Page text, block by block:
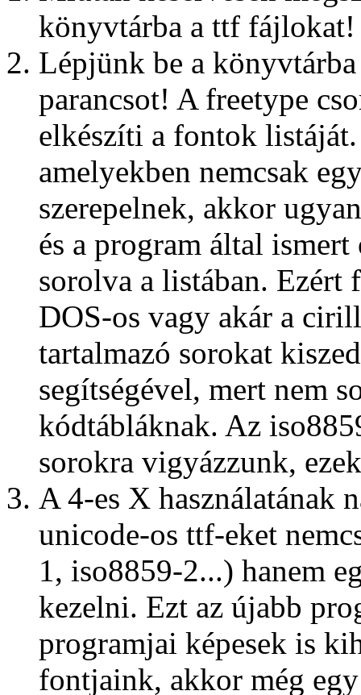
könyvtárba a ttf
Lépjünk be a
parancsot! A freetype
elkészíti a fontok
amelyekben nemcsak
szerepelnek, akkor
és a program által
sorolva a listában. Ezért
DOS-os vagy akár a
tartalmazó sorokat
segítségével, mert nem
kódtábláknak. Az
sorokra vigyázzunk,
A 4-es X használatának
unicode-os ttf-eket
1, iso8859-2...) hanem
kezelni. Ezt az újabb
programjai képesek is
fontjaink, akkor még